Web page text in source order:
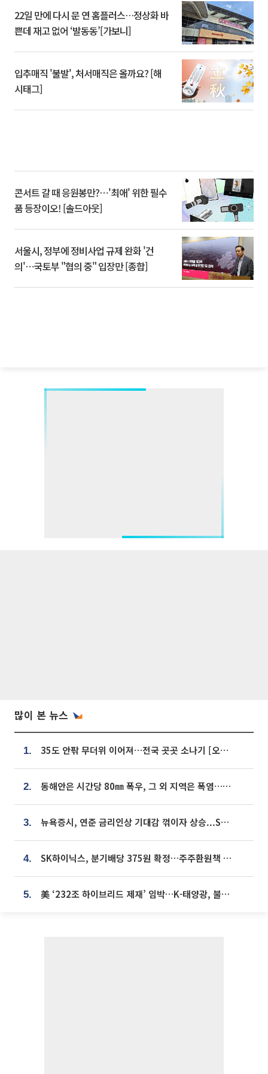
22일 만에 다시 문 연 홈플러스…정상화 바
쁜데 재고 없어 ‘발동동’[가보니]
입추매직 '불발', 처서매직은 올까요? [해
시태그]
콘서트 갈 때 응원봉만?⋯'최애' 위한 필수
품 등장이오! [솔드아웃]
서울시, 정부에 정비사업 규제 완화 '건
의'⋯국토부 "협의 중" 입장만 [종합]
많이 본 뉴스
1. 35도 안팎 무더위 이어져…전국 곳곳 소나기 [오늘 날씨]
2. 동해안은 시간당 80㎜ 폭우, 그 외 지역은 폭염…‘극과 극 날씨’
3. 뉴욕증시, 연준 금리인상 기대감 꺾이자 상승...S&P500 사상 최고치 [종합]
4. SK하이닉스, 분기배당 375원 확정…주주환원책 9월로 앞당겨 발표
5. 美 ‘232조 하이브리드 제재’ 임박…K-태양광, 불확실성 털고 날개 다나